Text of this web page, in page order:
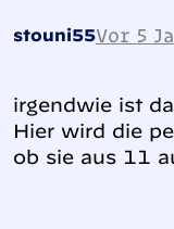
stouni55Vor 5
irgendwie ist
Hier wird die
ob sie aus 11